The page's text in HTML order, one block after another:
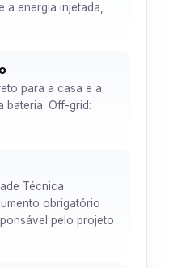
a energia injetada,
para a casa e a
bateria. Off-grid:
Técnica
obrigatório
pelo projeto